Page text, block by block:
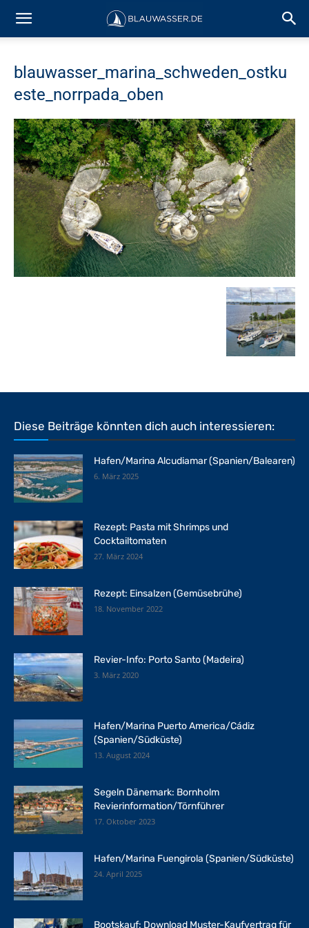
blauwasser_marina_schweden_ostku
este_norrpada_oben
Diese Beiträge könnten dich auch interessieren:
Hafen/Marina Alcudiamar (Spanien/Balearen)
6. März 2025
Rezept: Pasta mit Shrimps und
Cocktailtomaten
27. März 2024
Rezept: Einsalzen (Gemüsebrühe)
18. November 2022
Revier-Info: Porto Santo (Madeira)
3. März 2020
Hafen/Marina Puerto America/Cádiz
(Spanien/Südküste)
13. August 2024
Segeln Dänemark: Bornholm
Revierinformation/Törnführer
17. Oktober 2023
Hafen/Marina Fuengirola (Spanien/Südküste)
24. April 2025
Bootskauf: Download Muster-Kaufvertrag für